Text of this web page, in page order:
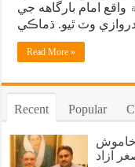
امام بارگاهه جي
Read More »
Recent Popular
خاموش
آزاد